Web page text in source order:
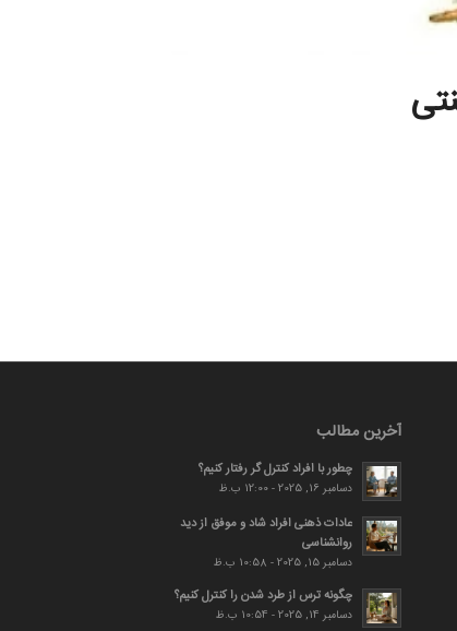
آخرین مطالب
چطور با افراد کنترل گر رفتار کنیم؟
دسامبر 16, 2025 - 12:00 ب.ظ
عادات ذهنی افراد شاد و موفق از دید
روانشناسی
دسامبر 15, 2025 - 10:58 ب.ظ
چگونه ترس از طرد شدن را کنترل کنیم؟
دسامبر 14, 2025 - 10:54 ب.ظ